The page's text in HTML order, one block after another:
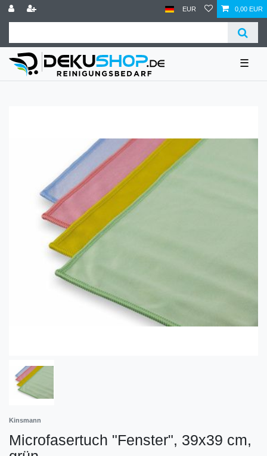
EUR 0,00 EUR
☰
Kinsmann
Microfasertuch "Fenster", 39x39 cm,